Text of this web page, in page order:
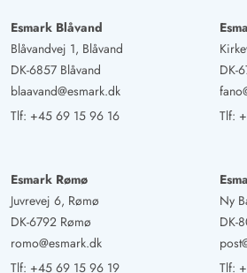
Gunda Westphal
Deutschland
AI Oversat (Se oprindelig)
for gåafstand. Det er meget smukt
og mangler intet. Der er en
legefaciliteter, mens der indendørs er
billard, bordtennis og airhockey. Et
Esmark Blåvand
Blåvandvej 1, Blåvand
DK-6857 Blåvand
blaavand@esmark.dk
Tlf: +45 69 15 96 16
DK-
Tlf:
Esmark Rømø
Juvrevej 6, Rømø
DK-6792 Rømø
romo@esmark.dk
Tlf: +45 69 15 96 19
Ny
DK-
Tlf: